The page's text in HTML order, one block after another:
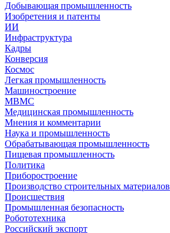
Добывающая промышленность
Изобретения и патенты
ИИ
Инфраструктура
Кадры
Конверсия
Космос
Легкая промышленность
Машиностроение
МВМС
Медицинская промышленность
Мнения и комментарии
Наука и промышленность
Обрабатывающая промышленность
Пищевая промышленность
Политика
Приборостроение
Производство строительных материалов
Происшествия
Промышленная безопасность
Робототехника
Российский экспорт